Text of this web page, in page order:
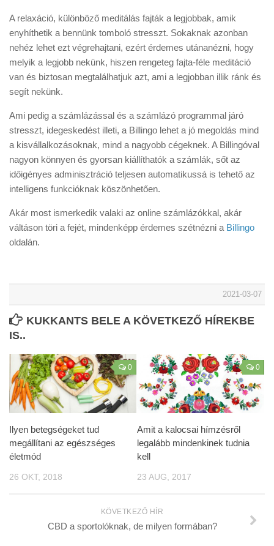
A relaxáció, különböző meditálás fajták a legjobbak, amik
enyhíthetik a bennünk tomboló stresszt. Sokaknak azonban
nehéz lehet ezt végrehajtani, ezért érdemes utánanézni, hogy
melyik a legjobb nekünk, hiszen rengeteg fajta-féle meditáció
van és biztosan megtalálhatjuk azt, ami a legjobban illik ránk és
segít nekünk.
Ami pedig a számlázással és a számlázó programmal járó
stresszt, idegeskedést illeti, a Billingo lehet a jó megoldás mind
a kisvállalkozásoknak, mind a nagyobb cégeknek. A Billingóval
nagyon könnyen és gyorsan kiállíthatók a számlák, sőt az
időigényes adminisztráció teljesen automatikussá is tehető az
intelligens funkcióknak köszönhetően.
Akár most ismerkedik valaki az online számlázókkal, akár
váltáson töri a fejét, mindenképp érdemes szétnézni a Billingo
oldalán.
2021-03-07
KUKKANTS BELE A KÖVETKEZŐ HÍREKBE
IS..
0
Ilyen betegségeket tud
megállítani az egészséges
életmód
26 OKT, 2018
0
Amit a kalocsai hímzésről
legalább mindenkinek tudnia
kell
23 AUG, 2017
KÖVETKEZŐ HÍR
CBD a sportolóknak, de milyen formában?